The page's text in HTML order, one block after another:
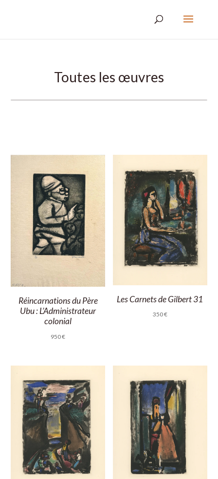
Toutes les œuvres
Réincarnations du Père
Ubu : L’Administrateur
colonial
950€
Les Carnets de Gilbert 31
350€